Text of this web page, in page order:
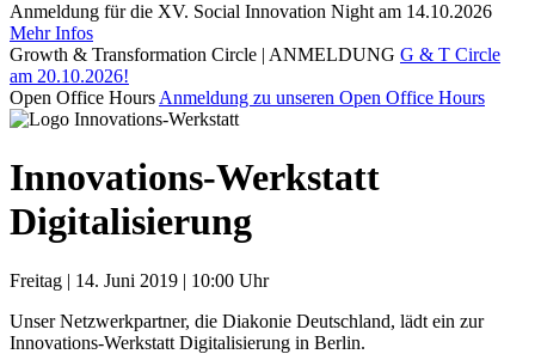
Anmeldung für die XV. Social Innovation Night am 14.10.2026
Mehr Infos
Growth & Transformation Circle | ANMELDUNG G & T Circle
am 20.10.2026!
Open Office Hours Anmeldung zu unseren Open Office Hours
Innovations-Werkstatt
Digitalisierung
Freitag | 14. Juni 2019 | 10:00 Uhr
Unser Netzwerkpartner, die Diakonie Deutschland, lädt ein zur
Innovations-Werkstatt Digitalisierung in Berlin.